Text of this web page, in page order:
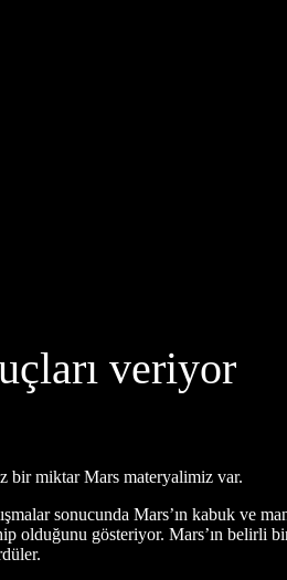
veriyor
bir miktar Mars materyalimiz var.
sonucunda Mars’ın kabuk ve
olduğunu gösteriyor. Mars’ın belirli